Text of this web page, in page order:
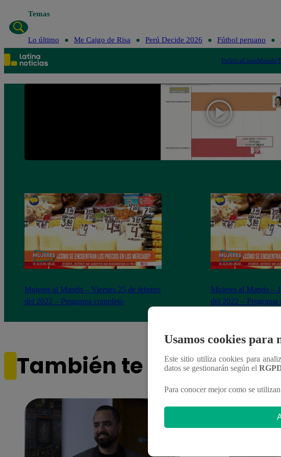
Temas
Lo último Me Caigo de Risa Perú Decide 2026 Fútbol peruano
PolíticaLimaMundo
Mujeres al Mando – Viernes 25 de febrero
del 2022 – Programa completo
Mujeres al Mando –
del 2022 – Programa
También te puede
Usamos cookies
Este sitio utiliza cookies para
datos se gestionarán según el
Para conocer mejor como se